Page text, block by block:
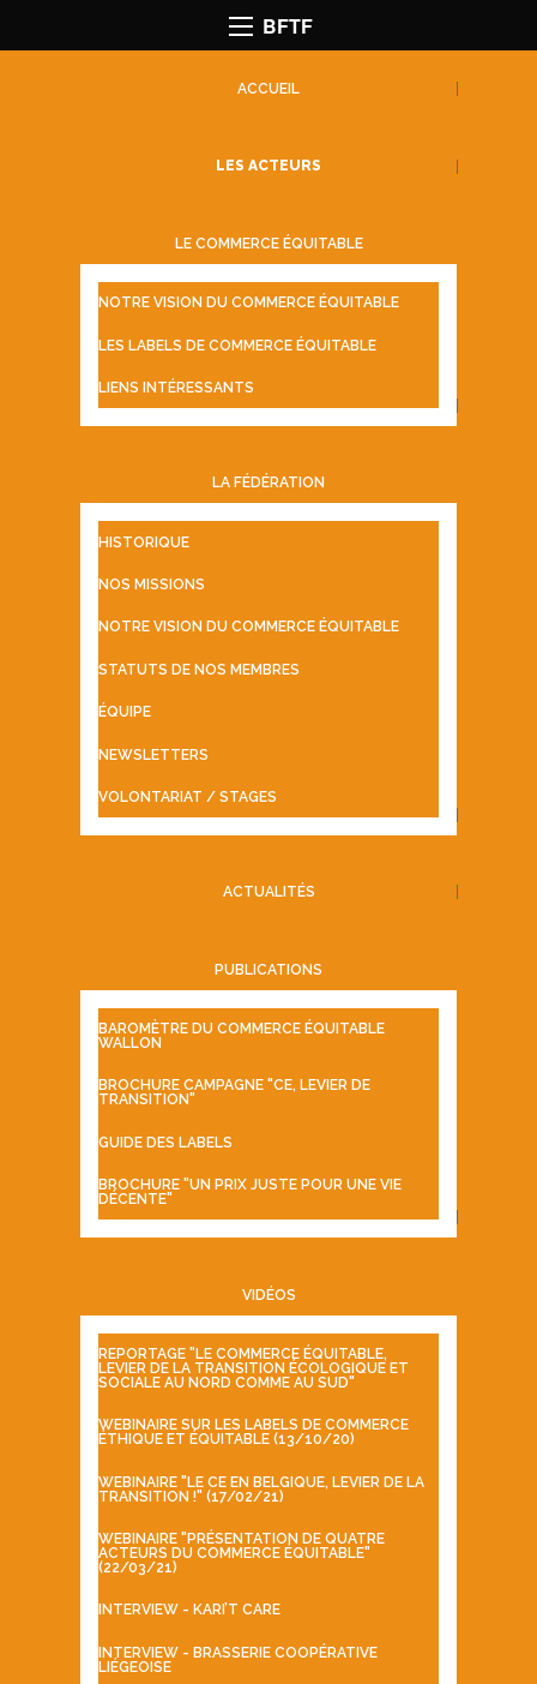
BFTF
ACCUEIL
LES ACTEURS
LE COMMERCE ÉQUITABLE
NOTRE VISION DU COMMERCE ÉQUITABLE
LES LABELS DE COMMERCE ÉQUITABLE
LIENS INTÉRESSANTS
LA FÉDÉRATION
HISTORIQUE
NOS MISSIONS
NOTRE VISION DU COMMERCE ÉQUITABLE
STATUTS DE NOS MEMBRES
ÉQUIPE
NEWSLETTERS
VOLONTARIAT / STAGES
ACTUALITÉS
PUBLICATIONS
BAROMÈTRE DU COMMERCE ÉQUITABLE
WALLON
BROCHURE CAMPAGNE "CE, LEVIER DE
TRANSITION"
GUIDE DES LABELS
BROCHURE "UN PRIX JUSTE POUR UNE VIE
DÉCENTE"
VIDÉOS
REPORTAGE "LE COMMERCE ÉQUITABLE,
LEVIER DE LA TRANSITION ÉCOLOGIQUE ET
SOCIALE AU NORD COMME AU SUD"
WEBINAIRE SUR LES LABELS DE COMMERCE
ÉTHIQUE ET ÉQUITABLE (13/10/20)
WEBINAIRE "LE CE EN BELGIQUE, LEVIER DE LA
TRANSITION !" (17/02/21)
WEBINAIRE "PRÉSENTATION DE QUATRE
ACTEURS DU COMMERCE ÉQUITABLE"
(22/03/21)
INTERVIEW - KARI’T CARE
INTERVIEW - BRASSERIE COOPÉRATIVE
LIÉGEOISE